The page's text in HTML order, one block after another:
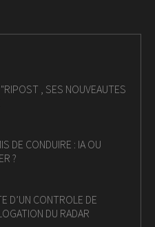
, SES NOUVEAUTES
DE CONDUIRE : IA OU
?
D’UN CONTROLE DE
DU RADAR